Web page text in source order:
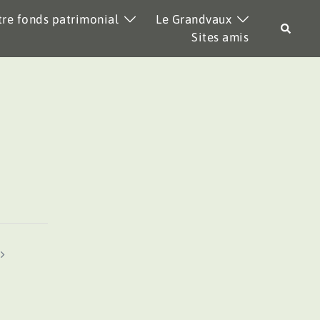
fonds patrimonial
Le Grandvaux
Sites amis